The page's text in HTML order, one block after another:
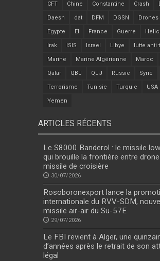
CFT Chine Constantine Crash
Daesh dat DFM DGSN Drones
Egypte EI France Guerre
Irak ISIS Israel Libye lutte anti
Marine Marine Algérienne Maroc
Qatar QBJ QJJ Russie Syrie
Terrorisme Tunisie Turquie USA
Yemen
ARTICLES RÉCENTS
Le S8000 Banderol : le missile
qui brouille la frontière entre
missile de croisière
30/07/2026
Rosoboronexport lance la
internationale du RVV-SDM,
missile air-air du Su-57E
29/07/2026
Le FBI revient à Alger, une
d’années après le retrait de son
légal